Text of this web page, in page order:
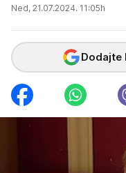
Ned, 21.07.2024. 11:05h
Dodajte